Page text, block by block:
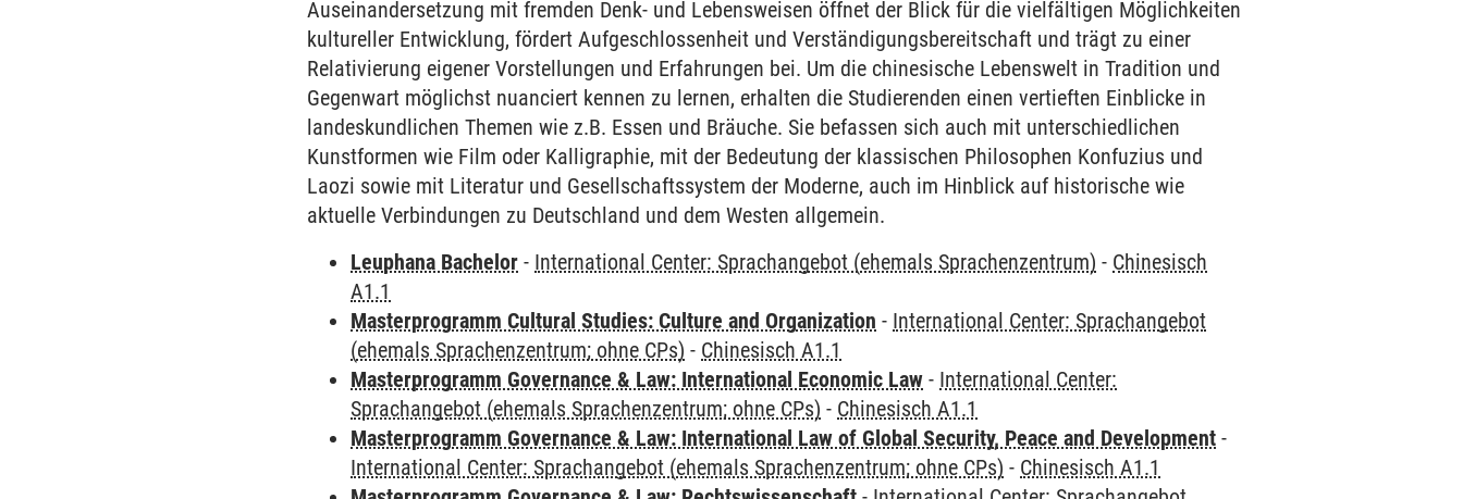
Auseinandersetzung mit fremden Denk- und Lebensweisen öffnet der Blick für die vielfältigen Möglichkeiten
kultureller Entwicklung, fördert Aufgeschlossenheit und Verständigungsbereitschaft und trägt zu einer
Relativierung eigener Vorstellungen und Erfahrungen bei. Um die chinesische Lebenswelt in Tradition und
Gegenwart möglichst nuanciert kennen zu lernen, erhalten die Studierenden einen vertieften Einblicke in
landeskundlichen Themen wie z.B. Essen und Bräuche. Sie befassen sich auch mit unterschiedlichen
Kunstformen wie Film oder Kalligraphie, mit der Bedeutung der klassischen Philosophen Konfuzius und
Laozi sowie mit Literatur und Gesellschaftssystem der Moderne, auch im Hinblick auf historische wie
aktuelle Verbindungen zu Deutschland und dem Westen allgemein.
Leuphana Bachelor - International Center: Sprachangebot (ehemals Sprachenzentrum) - Chinesisch
A1.1
Masterprogramm Cultural Studies: Culture and Organization - International Center: Sprachangebot
(ehemals Sprachenzentrum; ohne CPs) - Chinesisch A1.1
Masterprogramm Governance & Law: International Economic Law - International Center:
Sprachangebot (ehemals Sprachenzentrum; ohne CPs) - Chinesisch A1.1
Masterprogramm Governance & Law: International Law of Global Security, Peace and Development -
International Center: Sprachangebot (ehemals Sprachenzentrum; ohne CPs) - Chinesisch A1.1